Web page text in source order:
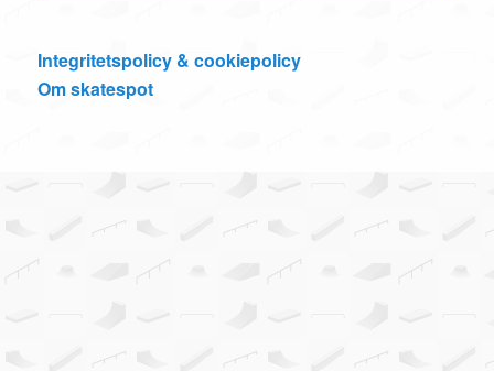
Integritetspolicy & cookiepolicy
Om skatespot